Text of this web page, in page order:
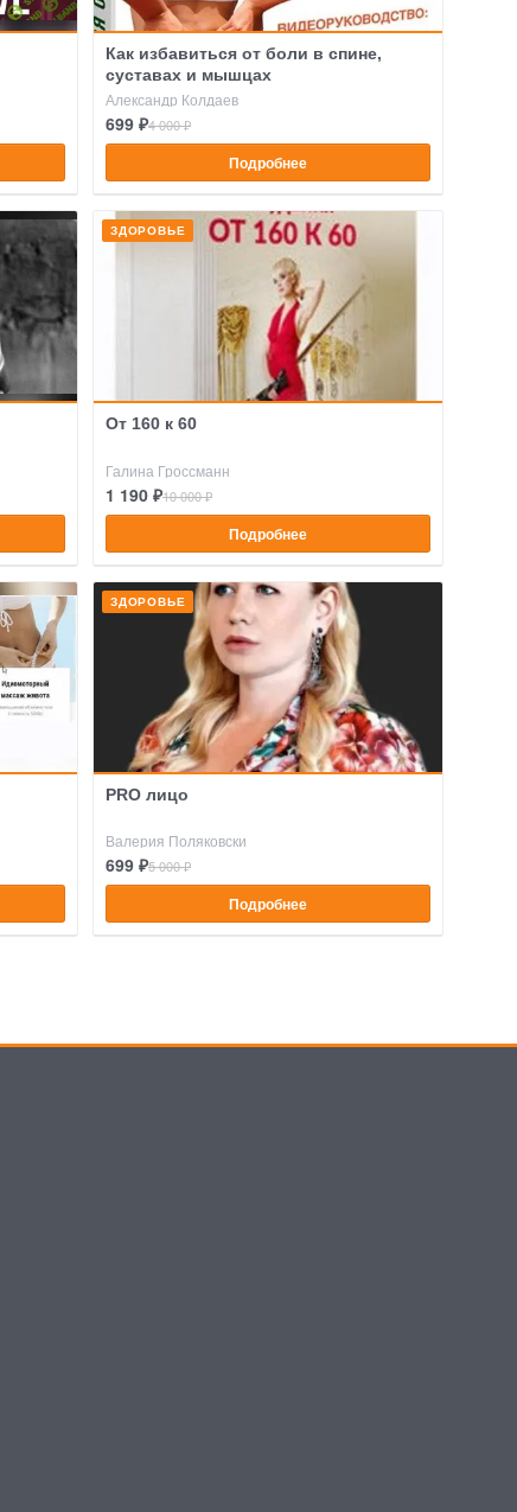
Как избавиться от боли в спине,
суставах и мышцах
Александр Колдаев
699 ₽4 000 ₽
Подробнее
ЗДОРОВЬЕ
От 160 к 60
Галина Гроссманн
1 190 ₽10 000 ₽
Подробнее
ЗДОРОВЬЕ
PRO лицо
Валерия Поляковски
699 ₽5 000 ₽
Подробнее